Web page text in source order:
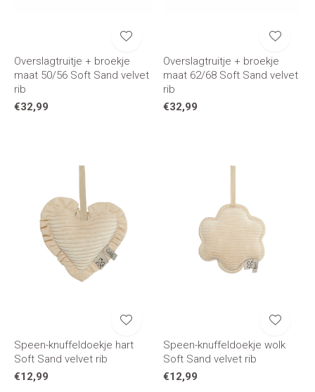
Overslagtruitje + broekje
maat 50/56 Soft Sand velvet
rib
€32,99
Overslagtruitje + broekje
maat 62/68 Soft Sand velvet
rib
€32,99
Speen-knuffeldoekje hart
Soft Sand velvet rib
€12,99
Speen-knuffeldoekje wolk
Soft Sand velvet rib
€12,99